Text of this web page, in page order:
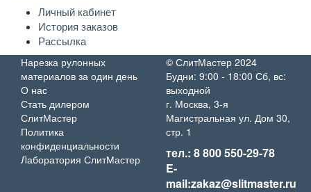
Личный кабинет
История заказов
Рассылка
Нарезка рулонных
материалов за один день
О нас
Стать дилером
СлитМастер
Политика
конфиденциальности
Лаборатория СлитМастер
© СлитМастер 2024
Будни: 9:00 - 18:00 Сб, вс:
выходной
г. Москва, 3-я
Магистральная ул. Дом 30,
стр. 1
тел.: 8 800 550-29-78
E-
mail:zakaz@slitmaster.ru